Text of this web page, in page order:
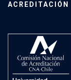
ACREDITACIÓN